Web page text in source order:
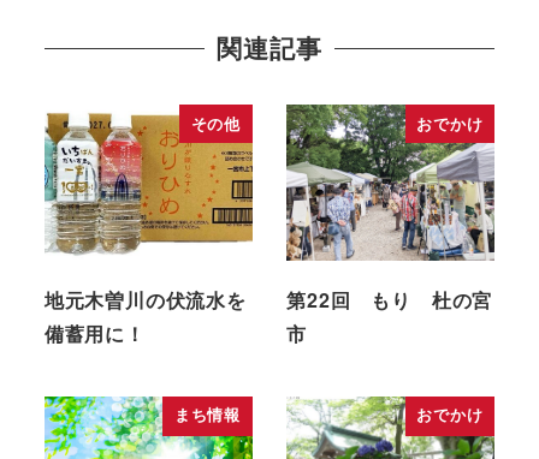
関連記事
その他
地元木曽川の伏流水を
備蓄用に！
おでかけ
第22回 もり 杜の宮
市
まち情報 おでかけ